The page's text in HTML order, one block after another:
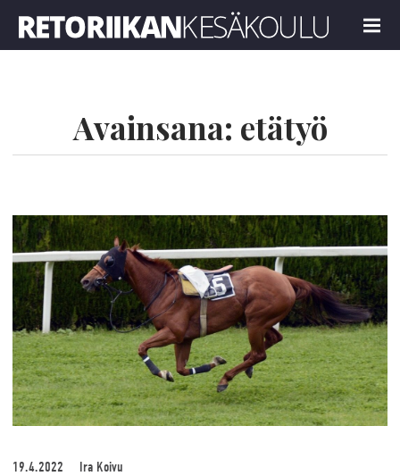
MENU
Avainsana: etätyö
19.4.2022 Ira Koivu